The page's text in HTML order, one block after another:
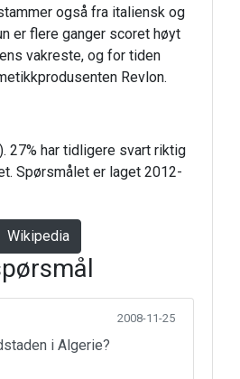
også fra italiensk og
er flere ganger scoret høyt
vakreste, og for tiden
Revlon.
27% har tidligere svart riktig
Spørsmålet er laget 2012-
Wikipedia
2008-11-25
i Algerie?